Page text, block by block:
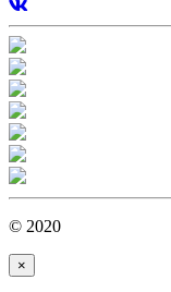
© 2020
×